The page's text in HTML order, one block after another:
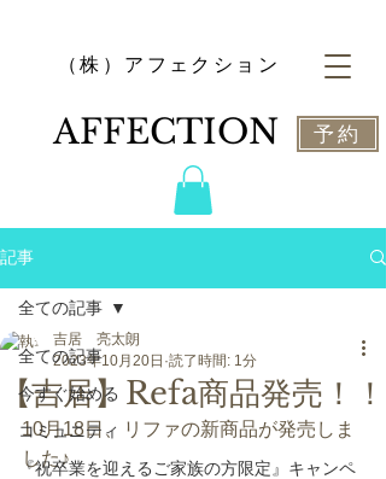
​（株）アフェクション
​AFFECTION 予約
記事
全ての記事
今すぐ始める
コミュニティ
『祝卒業を迎えるご家族の方限定』キャンペ
全ての記事
【吉居】Refa商品発売！！
吉居 亮太朗
2023年10月20日 読了時間: 1分
10月18日、リファの新商品が発売しま
した♪